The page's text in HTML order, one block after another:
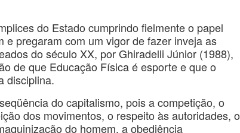
do Estado cumprindo fielmente o papel
pregaram com um vigor de fazer inveja as
do século XX, por Ghiradelli Júnior (1988),
de que Educação Física é esporte e que o
disciplina.
do capitalismo, pois a competição, o
dos movimentos, o respeito às autoridades, o
do homem, a obediência